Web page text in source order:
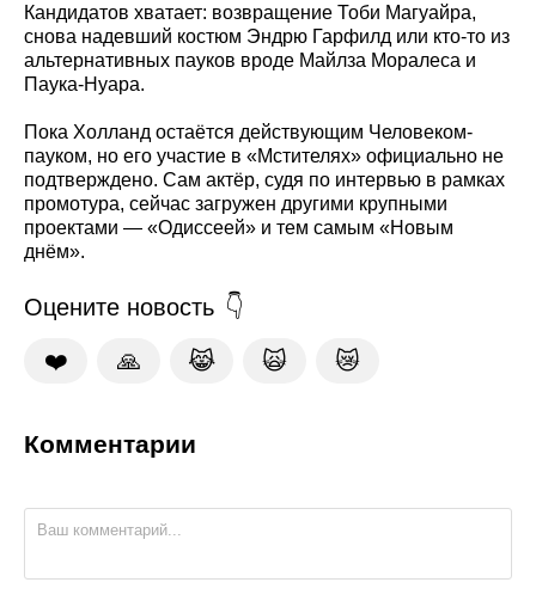
Кандидатов хватает: возвращение Тоби Магуайра,
снова надевший костюм Эндрю Гарфилд или кто-то из
альтернативных пауков вроде Майлза Моралеса и
Паука-Нуара.
Пока Холланд остаётся действующим Человеком-
пауком, но его участие в «Мстителях» официально не
подтверждено. Сам актёр, судя по интервью в рамках
промотура, сейчас загружен другими крупными
проектами — «Одиссеей» и тем самым «Новым
днём».
Оцените новость
❤️ 🙏 😹 🙀 😿
Комментарии